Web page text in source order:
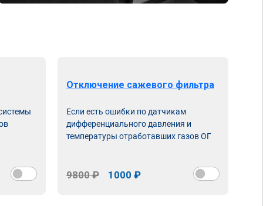
Отключение сажевого фильтра
Если есть ошибки по датчикам
дифференциального давления и
температуры отработавших газов ОГ
9800 ₽ 1000 ₽